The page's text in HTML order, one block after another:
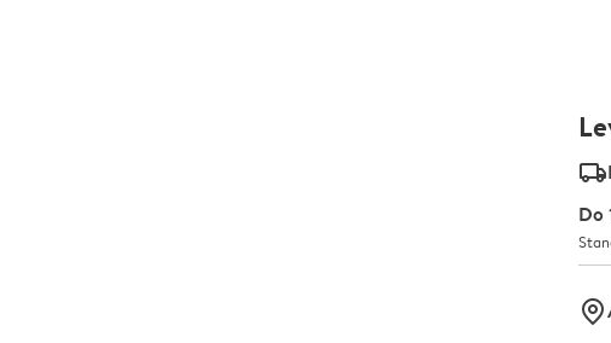
delivery_standard_v2
Do
marker-pin